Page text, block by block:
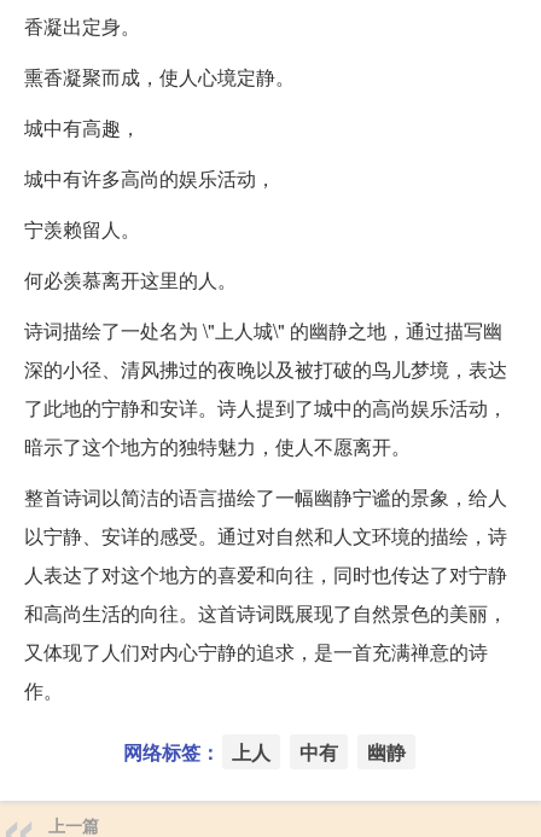
香凝出定身。
熏香凝聚而成，使人心境定静。
城中有高趣，
城中有许多高尚的娱乐活动，
宁羡赖留人。
何必羡慕离开这里的人。
诗词描绘了一处名为 \"上人城\" 的幽静之地，通过描写幽
深的小径、清风拂过的夜晚以及被打破的鸟儿梦境，表达
了此地的宁静和安详。诗人提到了城中的高尚娱乐活动，
暗示了这个地方的独特魅力，使人不愿离开。
整首诗词以简洁的语言描绘了一幅幽静宁谧的景象，给人
以宁静、安详的感受。通过对自然和人文环境的描绘，诗
人表达了对这个地方的喜爱和向往，同时也传达了对宁静
和高尚生活的向往。这首诗词既展现了自然景色的美丽，
又体现了人们对内心宁静的追求，是一首充满禅意的诗
作。
网络标签： 上人 中有 幽静
上一篇